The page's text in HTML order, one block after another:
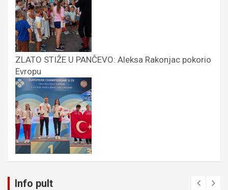
ZLATO STIŽE U PANČEVO: Aleksa Rakonjac pokorio
Evropu
Info pult